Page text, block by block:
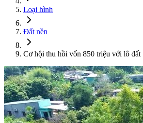
Loại hình
Đất nền
Cơ hội thu hồi vốn 850 triệu với lô đất